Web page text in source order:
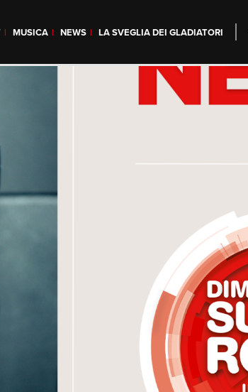
MUSICA NEWS LA SVEGLIA DEI GLADIATORI